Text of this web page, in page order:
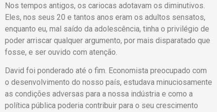
Nos tempos antigos, os cariocas adotavam os diminutivos.
Eles, nos seus 20 e tantos anos eram os adultos sensatos,
enquanto eu, mal saído da adolescência, tinha o privilégio de
poder arriscar qualquer argumento, por mais disparatado que
fosse, e ser ouvido com atenção.
David foi ponderado até o fim. Economista preocupado com
o desenvolvimento do nosso país, estudava minuciosamente
as condições adversas para a nossa indústria e como a
política pública poderia contribuir para o seu crescimento